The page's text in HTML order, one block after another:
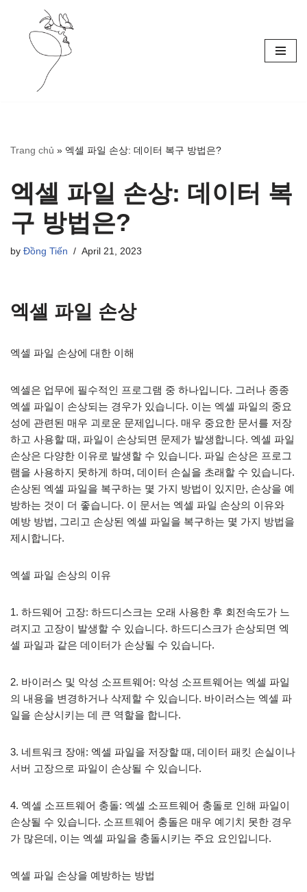
Skip
Trang chủ » 엑셀 파일 손상: 데이터 복구 방법은?
엑셀 파일 손상: 데이터 복
구 방법은?
by Đồng Tiến April 21, 2023
엑셀 파일 손상
엑셀 파일 손상에 대한 이해
엑셀은 업무에 필수적인 프로그램 중 하나입니다. 그러나 종종
엑셀 파일이 손상되는 경우가 있습니다. 이는 엑셀 파일의 중요
성에 관련된 매우 괴로운 문제입니다. 매우 중요한 문서를 저장
하고 사용할 때, 파일이 손상되면 문제가 발생합니다. 엑셀 파일
손상은 다양한 이유로 발생할 수 있습니다. 파일 손상은 프로그
램을 사용하지 못하게 하며, 데이터 손실을 초래할 수 있습니다.
손상된 엑셀 파일을 복구하는 몇 가지 방법이 있지만, 손상을 예
방하는 것이 더 좋습니다. 이 문서는 엑셀 파일 손상의 이유와
예방 방법, 그리고 손상된 엑셀 파일을 복구하는 몇 가지 방법을
제시합니다.
엑셀 파일 손상의 이유
1. 하드웨어 고장: 하드디스크는 오래 사용한 후 회전속도가 느
려지고 고장이 발생할 수 있습니다. 하드디스크가 손상되면 엑
셀 파일과 같은 데이터가 손상될 수 있습니다.
2. 바이러스 및 악성 소프트웨어: 악성 소프트웨어는 엑셀 파일
의 내용을 변경하거나 삭제할 수 있습니다. 바이러스는 엑셀 파
일을 손상시키는 데 큰 역할을 합니다.
3. 네트워크 장애: 엑셀 파일을 저장할 때, 데이터 패킷 손실이나
서버 고장으로 파일이 손상될 수 있습니다.
4. 엑셀 소프트웨어 충돌: 엑셀 소프트웨어 충돌로 인해 파일이
손상될 수 있습니다. 소프트웨어 충돌은 매우 예기치 못한 경우
가 많은데, 이는 엑셀 파일을 충돌시키는 주요 요인입니다.
엑셀 파일 손상을 예방하는 방법